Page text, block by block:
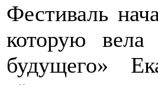
Фестиваль
которую
будущего»